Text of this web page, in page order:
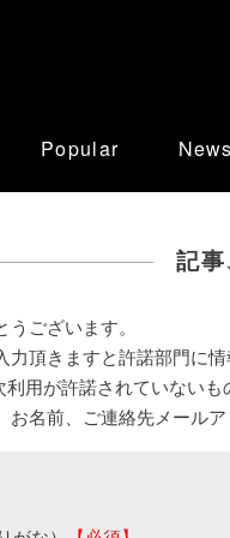
Popular News
記
ございます。
力頂きますと許諾部門に
用が許諾されていないも
お名前、ご連絡先メール